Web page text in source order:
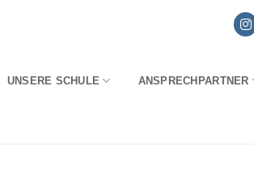
UNSERE SCHULE ANSPRECHPARTNER